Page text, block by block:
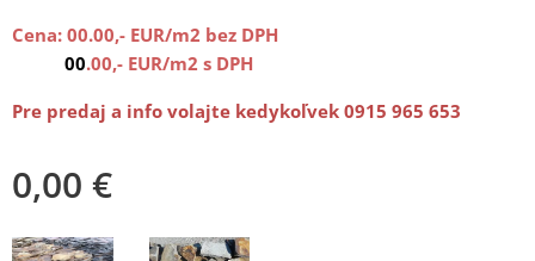
Cena: 00.00,- EUR/m2 bez DPH
00.00,- EUR/m2 s DPH
Pre predaj a info volajte kedykoľvek 0915 965 653
0,00 €